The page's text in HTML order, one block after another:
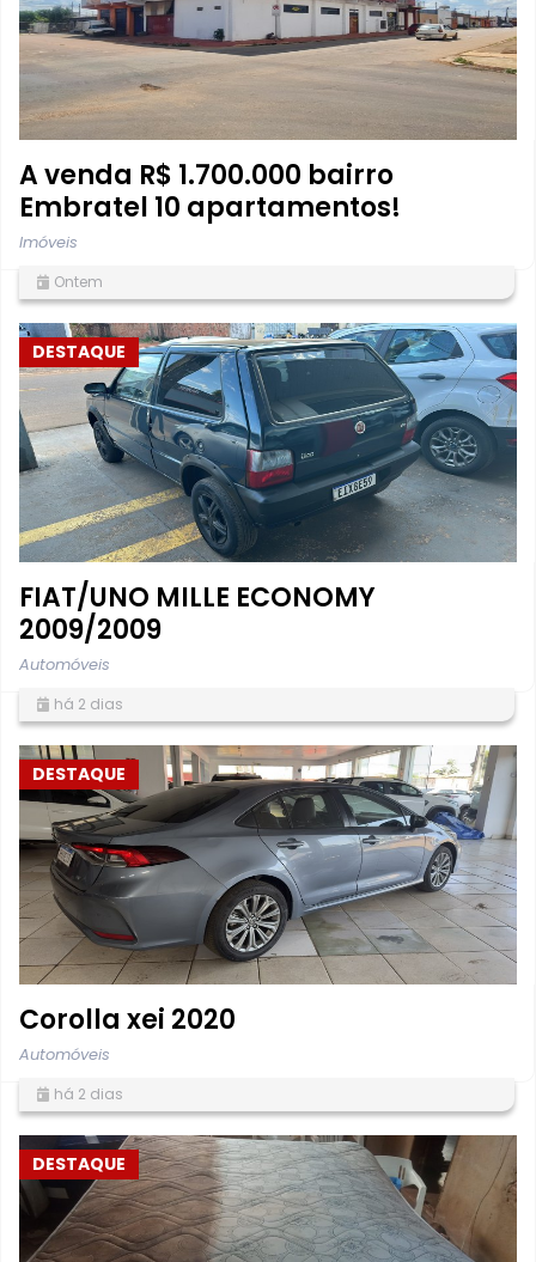
A venda R$ 1.700.000 bairro
Embratel 10 apartamentos!
Imóveis
Ontem
DESTAQUE
FIAT/UNO MILLE ECONOMY
2009/2009
Automóveis
há 2 dias
DESTAQUE
Corolla xei 2020
Automóveis
há 2 dias
DESTAQUE